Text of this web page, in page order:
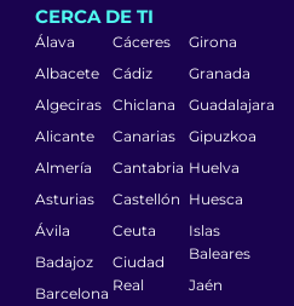
CERCA DE TI
Álava
Albacete
Algeciras
Alicante
Almería
Asturias
Ávila
Badajoz
Barcelona
Cáceres
Cádiz
Chiclana
Canarias
Cantabria
Castellón
Ceuta
Ciudad
Real
Girona
Granada
Guadalajara
Gipuzkoa
Huelva
Huesca
Islas
Baleares
Jaén